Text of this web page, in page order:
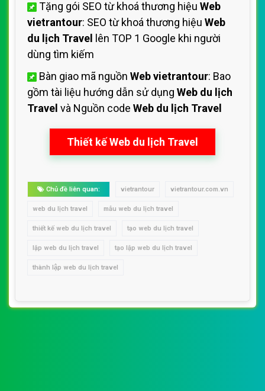
Tặng gói SEO từ khoá thương hiệu Web
vietrantour: SEO từ khoá thương hiệu Web
du lịch Travel
lên TOP 1 Google khi người
dùng tìm kiếm
Bàn giao mã nguồn Web vietrantour: Bao
gồm tài liệu hướng dẫn sử dụng Web du lịch
Travel và Nguồn code Web du lịch Travel
Thiết kế Web du lịch Travel
Chủ đề liên quan: vietrantour vietrantour.com.vn
web du lịch travel mẫu web du lịch travel
thiết kế web du lịch travel tạo web du lịch travel
lập web du lịch travel tạo lập web du lịch travel
thành lập web du lịch travel